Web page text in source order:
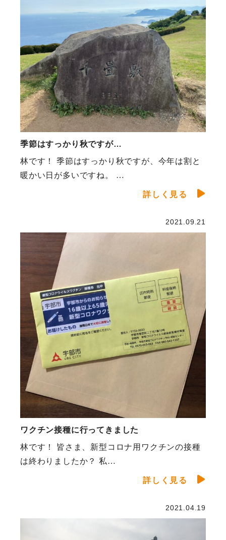
季節はすっかり秋ですが…
林です！ 季節はすっかり秋ですが、今年は割と
暖かい日が多いですね。 …
詳しく見る
2021.09.21
ワクチン接種に行ってきました
林です！ 皆さま、新型コロナ用ワクチンの接種
は終わりましたか？ 私…
詳しく見る
2021.04.19